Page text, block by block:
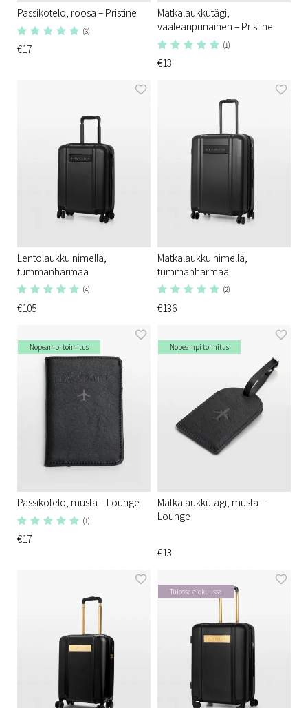
Passikotelo, roosa – Pristine
(3)
€17
Matkalaukkutägi,
vaaleanpunainen – Pristine
(1)
€13
Lentolaukku nimellä,
tummanharmaa
(4)
€105
Matkalaukku nimellä,
tummanharmaa
(2)
€136
Nopeampi toimitus
Passikotelo, musta – Lounge
(1)
€17
Nopeampi toimitus
Matkalaukkutägi, musta –
Lounge
€13
Tulossa elokuussa